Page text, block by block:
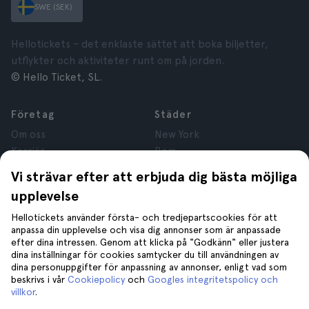
Vi strävar efter att erbjuda dig bästa möjliga
upplevelse
Hellotickets använder första- och tredjepartscookies för att
anpassa din upplevelse och visa dig annonser som är anpassade
efter dina intressen. Genom att klicka på "Godkänn" eller justera
dina inställningar för cookies samtycker du till användningen av
dina personuppgifter för anpassning av annonser, enligt vad som
beskrivs i vår Cookiepolicy och Googles integritetspolicy och
villkor.
SWE (SEK)
Hellotickets – det enklaste sättet att boka biljetter,
utflykter och aktiviteter runt om på jorden.
© Hello Ticket, SL.
Företag
Om oss
Karriär
Recensioner
Sekretess
Regler och villkor
Juridisk Rådgivning
Cookies
Städer
New York
Rom
London
Kraków
Tenerife
Hjälp
Gå med oss på